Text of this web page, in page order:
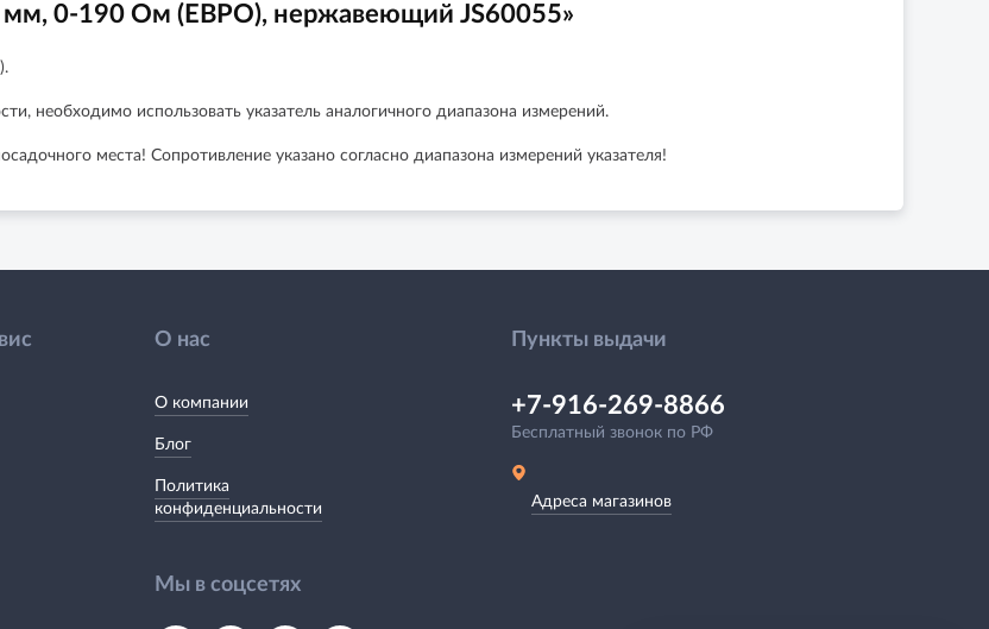
0-190 Ом (ЕВРО), нержавеющий JS60055»
необходимо использовать указатель аналогичного диапазона измерений.
места! Сопротивление указано согласно диапазона измерений указателя!
О нас
О компании
Блог
Политика
конфиденциальности
Мы в соцсетях
Пункты выдачи
+7-916-269-8866
Бесплатный звонок по РФ
Адреса магазинов